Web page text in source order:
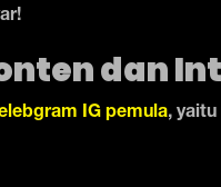
dan
IG pemula,